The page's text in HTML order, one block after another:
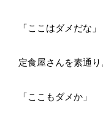
「ここはダメだな」
定食屋さんを素通り
「ここもダメか」